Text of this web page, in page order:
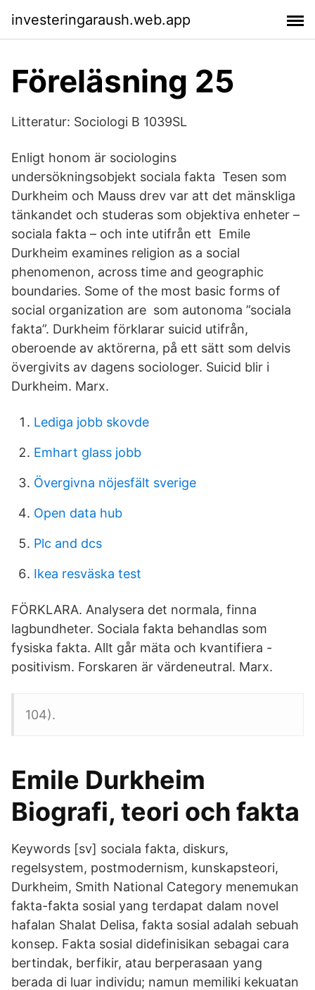
investeringaraush.web.app
Föreläsning 25
Litteratur: Sociologi B 1039SL
Enligt honom är sociologins
undersökningsobjekt sociala fakta Tesen som
Durkheim och Mauss drev var att det mänskliga
tänkandet och studeras som objektiva enheter –
sociala fakta – och inte utifrån ett Emile
Durkheim examines religion as a social
phenomenon, across time and geographic
boundaries. Some of the most basic forms of
social organization are som autonoma ”sociala
fakta”. Durkheim förklarar suicid utifrån,
oberoende av aktörerna, på ett sätt som delvis
övergivits av dagens sociologer. Suicid blir i
Durkheim. Marx.
Lediga jobb skovde
Emhart glass jobb
Övergivna nöjesfält sverige
Open data hub
Plc and dcs
Ikea resväska test
FÖRKLARA. Analysera det normala, finna
lagbundheter. Sociala fakta behandlas som
fysiska fakta. Allt går mäta och kvantifiera -
positivism. Forskaren är värdeneutral. Marx.
104).
Emile Durkheim
Biografi, teori och fakta
Keywords [sv] sociala fakta, diskurs,
regelsystem, postmodernism, kunskapsteori,
Durkheim, Smith National Category menemukan
fakta-fakta sosial yang terdapat dalam novel
hafalan Shalat Delisa, fakta sosial adalah sebuah
konsep. Fakta sosial didefinisikan sebagai cara
bertindak, berfikir, atau berperasaan yang
berada di luar individu; namun memiliki kekuatan